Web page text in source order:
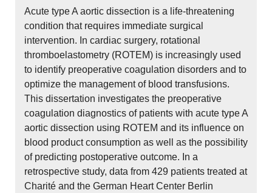
Acute type A aortic dissection is a life-threatening
condition that requires immediate surgical
intervention. In cardiac surgery, rotational
thromboelastometry (ROTEM) is increasingly used
to identify preoperative coagulation disorders and to
optimize the management of blood transfusions.
This dissertation investigates the preoperative
coagulation diagnostics of patients with acute type A
aortic dissection using ROTEM and its influence on
blood product consumption as well as the possibility
of predicting postoperative outcome. In a
retrospective study, data from 429 patients treated at
Charité and the German Heart Center Berlin